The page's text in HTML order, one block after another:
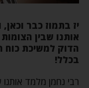
יז בתמוז כבר
אותנו שבין
הדוק למשיכת כוח
בכלל!
רבי נחמן מלמד